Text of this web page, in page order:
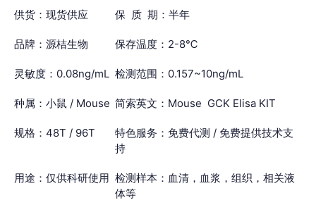
供货：现货供应 保 质 期：半年
品牌：源桔生物 保存温度：2-8℃
灵敏度：0.08ng/mL 检测范围：0.157~10ng/mL
种属：小鼠 / Mouse 简索英文：Mouse GCK Elisa KIT
规格：48T / 96T
特色服务：免费代测 / 免费提供技术支
持
用途：仅供科研使用 检测样本：血清，血浆，组织，相关液
体等